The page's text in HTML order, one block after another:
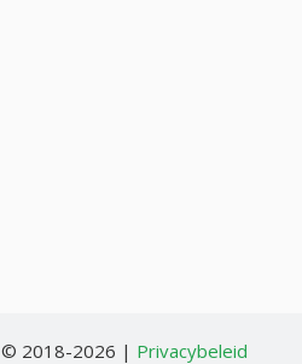
© 2018-2026 | Privacybeleid